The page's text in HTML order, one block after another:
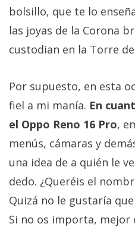
bolsillo, que te lo
las joyas de la Corona
custodian en la Torre
Por supuesto, en esta
fiel a mi manía. En
el Oppo Reno 16 Pro,
menús, cámaras y
una idea de a quién le
dedo. ¿Queréis el
Quizá no le gustaría
Si no os importa, mejor